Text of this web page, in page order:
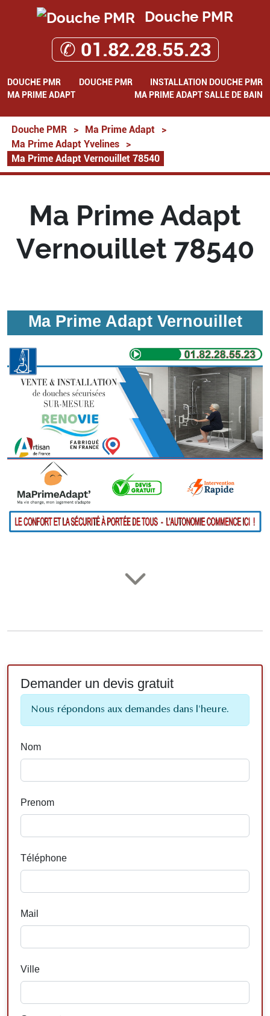
Douche PMR
✆ 01.82.28.55.23
DOUCHE PMR DOUCHE PMR
INSTALLATION DOUCHE PMR
MA PRIME ADAPT
MA PRIME ADAPT SALLE DE BAIN
Douche PMR > Ma Prime Adapt
>
Ma Prime Adapt Yvelines
>
Ma Prime Adapt Vernouillet 78540
Ma Prime Adapt
Vernouillet 78540
Ma Prime Adapt Vernouillet
Demander un devis gratuit
Nous répondons aux demandes dans l'heure.
Nom
Prenom
Téléphone
Mail
Ville